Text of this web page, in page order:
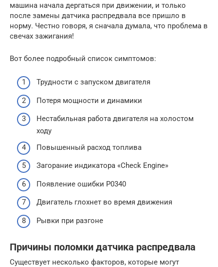
машина начала дергаться при движении, и только
после замены датчика распредвала все пришло в
норму. Честно говоря, я сначала думала, что проблема в
свечах зажигания!
Вот более подробный список симптомов:
Трудности с запуском двигателя
Потеря мощности и динамики
Нестабильная работа двигателя на холостом
ходу
Повышенный расход топлива
Загорание индикатора «Check Engine»
Появление ошибки P0340
Двигатель глохнет во время движения
Рывки при разгоне
Причины поломки датчика распредвала
Существует несколько факторов, которые могут